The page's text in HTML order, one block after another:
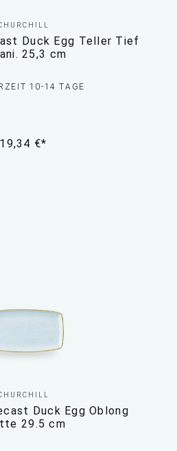
Duck Egg Teller Tief
25,3 cm
10-14 TAGE
19,34 €*
Duck Egg Oblong
29.5 cm